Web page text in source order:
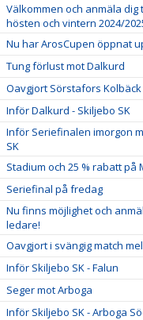
Välkommen och anmäla dig
hösten och vintern 2024/
Nu har ArosCupen öppnat
Tung förlust mot Dalkurd
Oavgjort Sörstafors Kolbäck
Inför Dalkurd - Skiljebo SK
Inför Seriefinalen imorgon
SK
Stadium och 25 % rabatt på
Seriefinal på fredag
Nu finns möjlighet och
ledare!
Oavgjort i svängig match
Inför Skiljebo SK - Falun
Seger mot Arboga
Inför Skiljebo SK - Arboga